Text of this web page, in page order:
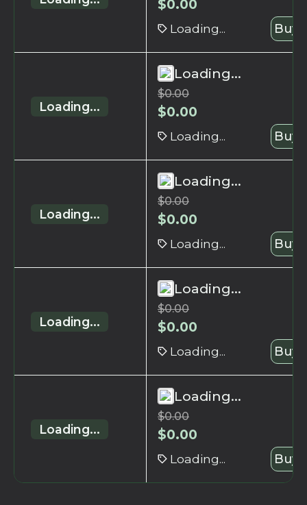
$0.00
Loading... Buy
Loading...
Loading...
$0.00
$0.00
Loading... Buy
Loading...
Loading...
$0.00
$0.00
Loading... Buy
Loading...
Loading...
$0.00
$0.00
Loading... Buy
Loading...
Loading...
$0.00
$0.00
Loading... Buy